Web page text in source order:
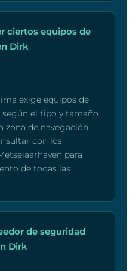
ciertos equipos de
Dirk
exige equipos de
el tipo y tamaño
zona de navegación.
con los
para
de todas las
de seguridad
Dirk